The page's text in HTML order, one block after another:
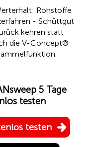
Rohstoffe
- Schüttgut
kehren statt
die V-Concept®
5 Tage
testen
testen